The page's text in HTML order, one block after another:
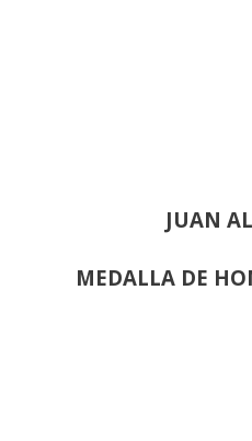
JUAN
MEDALLA DE